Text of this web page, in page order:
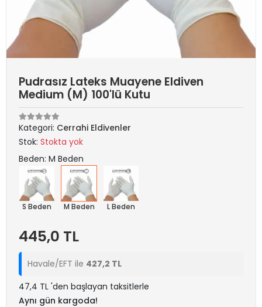
Pudrasız Lateks Muayene Eldiven
Medium (M) 100'lü Kutu
Kategori: Cerrahi Eldivenler
Stok: Stokta yok
Beden: M Beden
S Beden M Beden L Beden
445,0 TL
Havale/EFT ile 427,2 TL
47,4 TL 'den başlayan taksitlerle
Aynı gün kargoda!